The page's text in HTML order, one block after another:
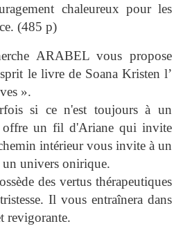
chaleureux pour les
(485 p)
ARABEL vous propose
le livre de Soana Kristen l’
».
si ce n'est toujours à un
offre un fil d'Ariane qui invite
intérieur vous invite à un
univers onirique.
des vertus thérapeutiques
Il vous entraînera dans
revigorante.